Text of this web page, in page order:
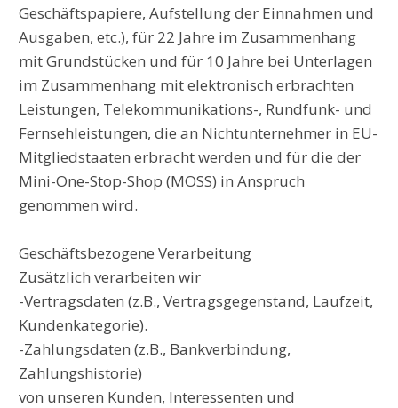
Geschäftspapiere, Aufstellung der Einnahmen und
Ausgaben, etc.), für 22 Jahre im Zusammenhang
mit Grundstücken und für 10 Jahre bei Unterlagen
im Zusammenhang mit elektronisch erbrachten
Leistungen, Telekommunikations-, Rundfunk- und
Fernsehleistungen, die an Nichtunternehmer in EU-
Mitgliedstaaten erbracht werden und für die der
Mini-One-Stop-Shop (MOSS) in Anspruch
genommen wird.
Geschäftsbezogene Verarbeitung
Zusätzlich verarbeiten wir
-Vertragsdaten (z.B., Vertragsgegenstand, Laufzeit,
Kundenkategorie).
-Zahlungsdaten (z.B., Bankverbindung,
Zahlungshistorie)
von unseren Kunden, Interessenten und